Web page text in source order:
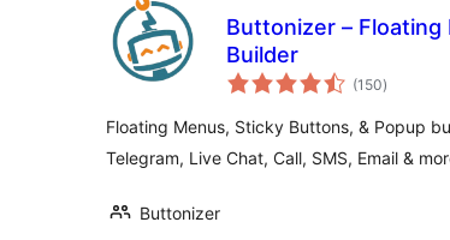
Buttonizer –
Builder
(150টা
মুঠ)
Floating Menus, Sticky Buttons, & Popup
Telegram, Live Chat, Call, SMS, Email &
Buttonizer